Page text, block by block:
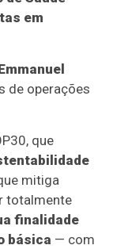
em
de operações
que
mitiga
totalmente
finalidade
básica — com